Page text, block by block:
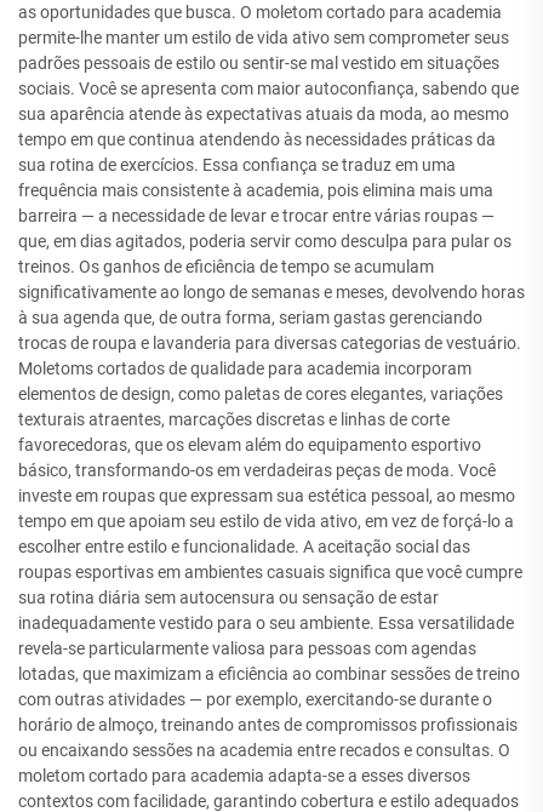
as oportunidades que busca. O moletom cortado para academia
permite-lhe manter um estilo de vida ativo sem comprometer seus
padrões pessoais de estilo ou sentir-se mal vestido em situações
sociais. Você se apresenta com maior autoconfiança, sabendo que
sua aparência atende às expectativas atuais da moda, ao mesmo
tempo em que continua atendendo às necessidades práticas da
sua rotina de exercícios. Essa confiança se traduz em uma
frequência mais consistente à academia, pois elimina mais uma
barreira — a necessidade de levar e trocar entre várias roupas —
que, em dias agitados, poderia servir como desculpa para pular os
treinos. Os ganhos de eficiência de tempo se acumulam
significativamente ao longo de semanas e meses, devolvendo horas
à sua agenda que, de outra forma, seriam gastas gerenciando
trocas de roupa e lavanderia para diversas categorias de vestuário.
Moletoms cortados de qualidade para academia incorporam
elementos de design, como paletas de cores elegantes, variações
texturais atraentes, marcações discretas e linhas de corte
favorecedoras, que os elevam além do equipamento esportivo
básico, transformando-os em verdadeiras peças de moda. Você
investe em roupas que expressam sua estética pessoal, ao mesmo
tempo em que apoiam seu estilo de vida ativo, em vez de forçá-lo a
escolher entre estilo e funcionalidade. A aceitação social das
roupas esportivas em ambientes casuais significa que você cumpre
sua rotina diária sem autocensura ou sensação de estar
inadequadamente vestido para o seu ambiente. Essa versatilidade
revela-se particularmente valiosa para pessoas com agendas
lotadas, que maximizam a eficiência ao combinar sessões de treino
com outras atividades — por exemplo, exercitando-se durante o
horário de almoço, treinando antes de compromissos profissionais
ou encaixando sessões na academia entre recados e consultas. O
moletom cortado para academia adapta-se a esses diversos
contextos com facilidade, garantindo cobertura e estilo adequados